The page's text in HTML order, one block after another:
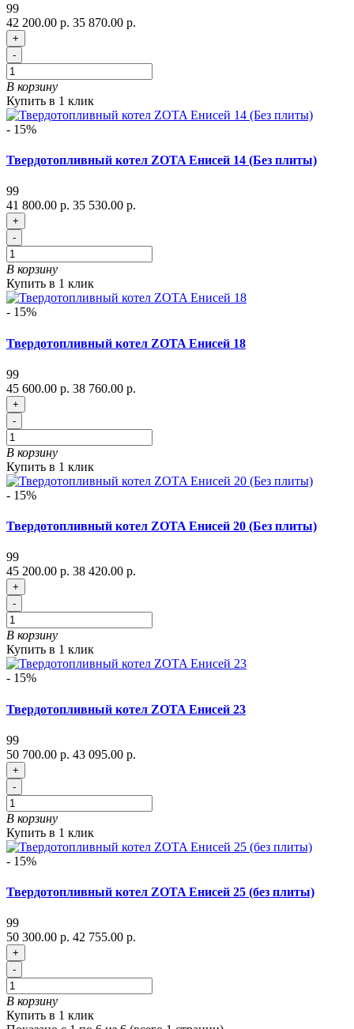
99
42 200.00 р. 35 870.00 р.
+
-
В корзину
Купить в 1 клик
- 15%
Твердотопливный котел ZOTA Енисей 14 (Без плиты)
99
41 800.00 р. 35 530.00 р.
+
-
В корзину
Купить в 1 клик
- 15%
Твердотопливный котел ZOTA Енисей 18
99
45 600.00 р. 38 760.00 р.
+
-
В корзину
Купить в 1 клик
- 15%
Твердотопливный котел ZOTA Енисей 20 (Без плиты)
99
45 200.00 р. 38 420.00 р.
+
-
В корзину
Купить в 1 клик
- 15%
Твердотопливный котел ZOTA Енисей 23
99
50 700.00 р. 43 095.00 р.
+
-
В корзину
Купить в 1 клик
- 15%
Твердотопливный котел ZOTA Енисей 25 (без плиты)
99
50 300.00 р. 42 755.00 р.
+
-
В корзину
Купить в 1 клик